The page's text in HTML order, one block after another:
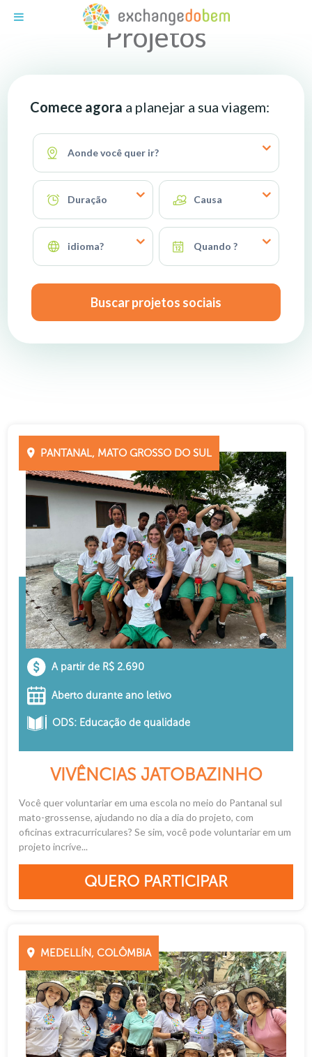
Projetos
Comece agora a planejar a sua viagem:
Aonde você quer ir?
Duração Causa
idioma? Quando ?
Buscar projetos sociais
PANTANAL, MATO GROSSO DO SUL
A partir de R$ 2.690
Aberto durante ano letivo
ODS: Educação de qualidade
VIVÊNCIAS JATOBAZINHO
Você quer voluntariar em uma escola no meio do Pantanal sul
mato-grossense, ajudando no dia a dia do projeto, com
oficinas extracurriculares? Se sim, você pode voluntariar em um
projeto incríve...
QUERO PARTICIPAR
MEDELLÍN, COLÔMBIA
Exchange do Bem